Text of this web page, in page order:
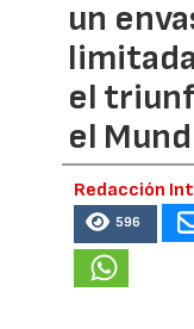
un
el
el
Redacción
596